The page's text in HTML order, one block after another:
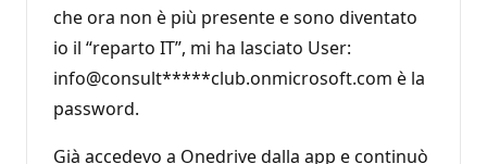
che ora non è più presente e sono diventato
io il “reparto IT”, mi ha lasciato User:
info@consult*****club.onmicrosoft.com è la
password.
Già accedevo a Onedrive dalla app e continuò